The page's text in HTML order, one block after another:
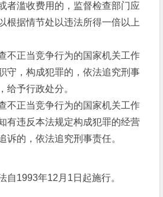
者滥收费用的，监督检查部门应
根据情节处以违法所得一倍以上
正当竞争行为的国家机关工作
守，构成犯罪的，依法追究刑事
给予行政处分。
正当竞争行为的国家机关工作
有违反本法规定构成犯罪的经营
诉的，依法追究刑事责任。
1993年12月1日起施行。